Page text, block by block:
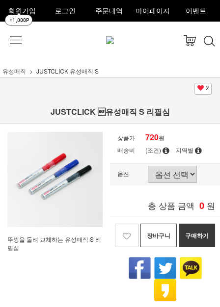
회원가입
+1,000P
로그인 주문내역 마이페이지 이벤트
유성매직 JUSTCLICK 유성매직 S
2
JUSTCLICK 유성매직 S 리필심
뚜껑을 돌려 교체하는 유성매직 S 리
필심
상품가 720원
배송비
(조건) 지역별
옵션
총 상품 금액 0 원
장바구니 구매하기